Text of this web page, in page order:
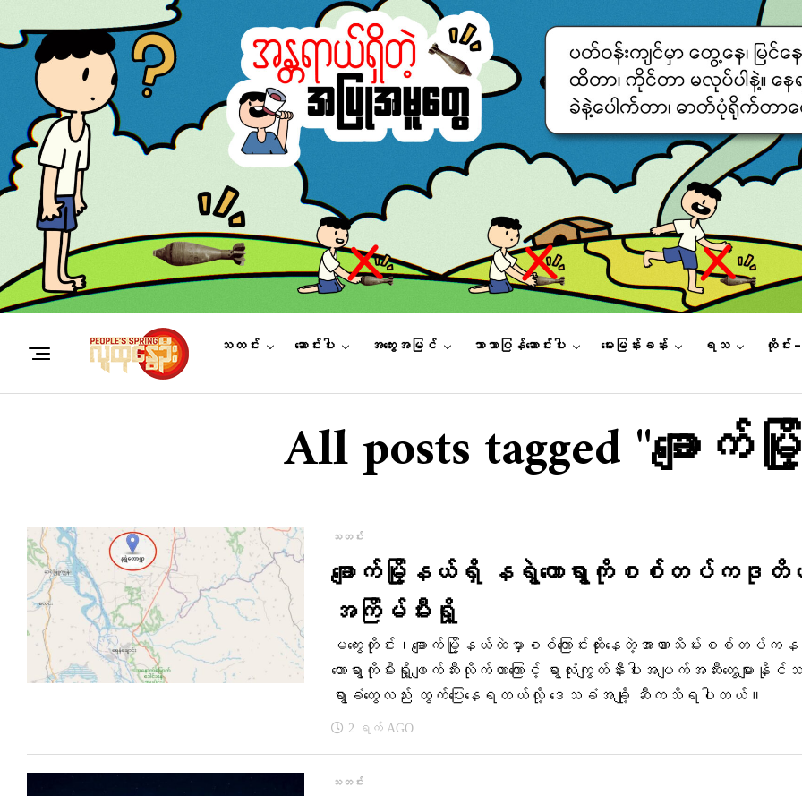
သတင်း ဆောင်းပါး အတွေးအမြင် ဘာသာပြန်ဆောင်းပါး မေးမြန်းခန်း ရသ ထိုင်း –
All posts tagged "ချော
သတင်း
ချောက်မြို့နယ်ရှိ နရွဲတောရွာကိုစစ်တပ်ကဒု
အကြိမ်မီးရှို့
မကွေးတိုင်း၊ချောက်မြို့နယ်ထဲမှာစစ်ကြောင်းထိုးနေတဲ့အာဏာသိမ်းစစ်တပ်က
တောရွာကိုမီးရှို့ဖျက်ဆီးလိုက်တာကြောင့် ရွာလုံးကျွတ်နီးပါးအပျက်အဆီးတွေများနို
ရွာခံတွေလည်း ထွက်ပြေးနေရတယ်လို့ ဒေသခံအချို့ ဆီကသိရပါတယ်။
2 ရက် AGO
သတင်း